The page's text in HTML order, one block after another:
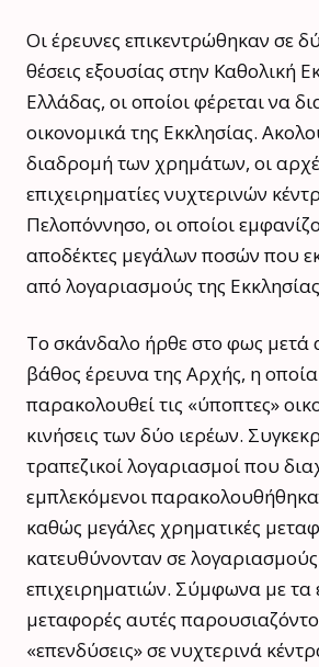
Οι έρευνες επικεντρώθηκαν σε
θέσεις εξουσίας στην Καθολική
Ελλάδας, οι οποίοι φέρεται να
οικονομικά της Εκκλησίας.
διαδρομή των χρημάτων, οι
επιχειρηματίες νυχτερινών
Πελοπόννησο, οι οποίοι
αποδέκτες μεγάλων ποσών που
από λογαριασμούς της
Το σκάνδαλο ήρθε στο φως μετά
βάθος έρευνα της Αρχής, η
παρακολουθεί τις «ύποπτες»
κινήσεις των δύο ιερέων.
τραπεζικοί λογαριασμοί που
εμπλεκόμενοι
καθώς μεγάλες χρηματικές
κατευθύνονταν σε
επιχειρηματιών. Σύμφωνα με τα
μεταφορές αυτές
«επενδύσεις» σε νυχτερινά